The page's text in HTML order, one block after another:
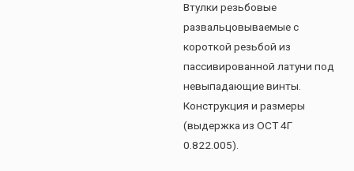
Втулки резьбовые
развальцовываемые с
короткой резьбой из
пассивированной латуни под
невыпадающие винты.
Конструкция и размеры
(выдержка из ОСТ 4Г
0.822.005).